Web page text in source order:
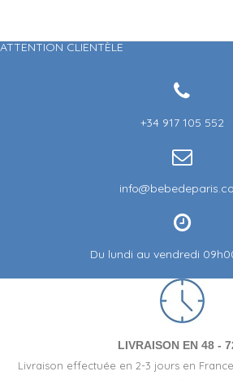
ATTENTION CLIENTÈLE
+34 917 105 552
Du lundi au vendredi
LIVRAISON EN 48 -
Livraison effectuée en 2-3 jours en